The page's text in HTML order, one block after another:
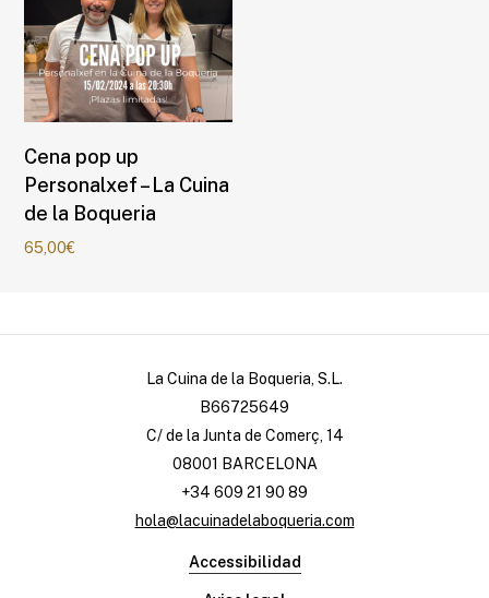
Cena pop up
Personalxef – La Cuina
de la Boqueria
65,00€
La Cuina de la Boqueria, S.L.
B66725649
C/ de la Junta de Comerç, 14
08001 BARCELONA
+34 609 21 90 89
hola@lacuinadelaboqueria.com
Accessibilidad